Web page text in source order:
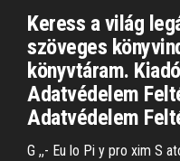
Keress a világ
szöveges
könyvtáram.
Adatvédelem
Adatvédelem
G ,,- Eu lo Pi y pro xim S